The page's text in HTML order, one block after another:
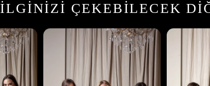
İLGINIZI ÇEKEBILECEK